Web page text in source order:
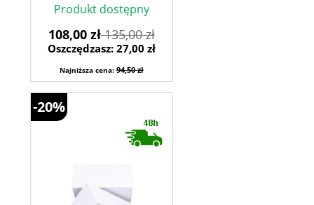
Produkt dostępny
108,00 zł135,00 zł
Oszczędzasz: 27,00 zł
Najniższa cena:94,50 zł
-20%